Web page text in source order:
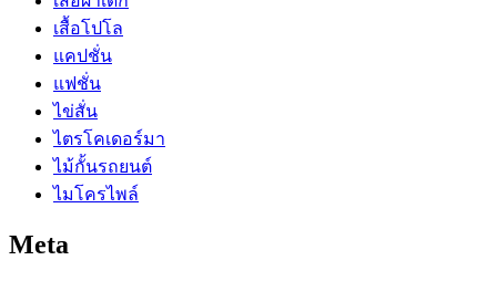
เสื้อโปโล
แคปชั่น
แฟชั่น
ไข่สั่น
ไตรโคเดอร์มา
ไม้กั้นรถยนต์
ไมโครไพล์
Meta